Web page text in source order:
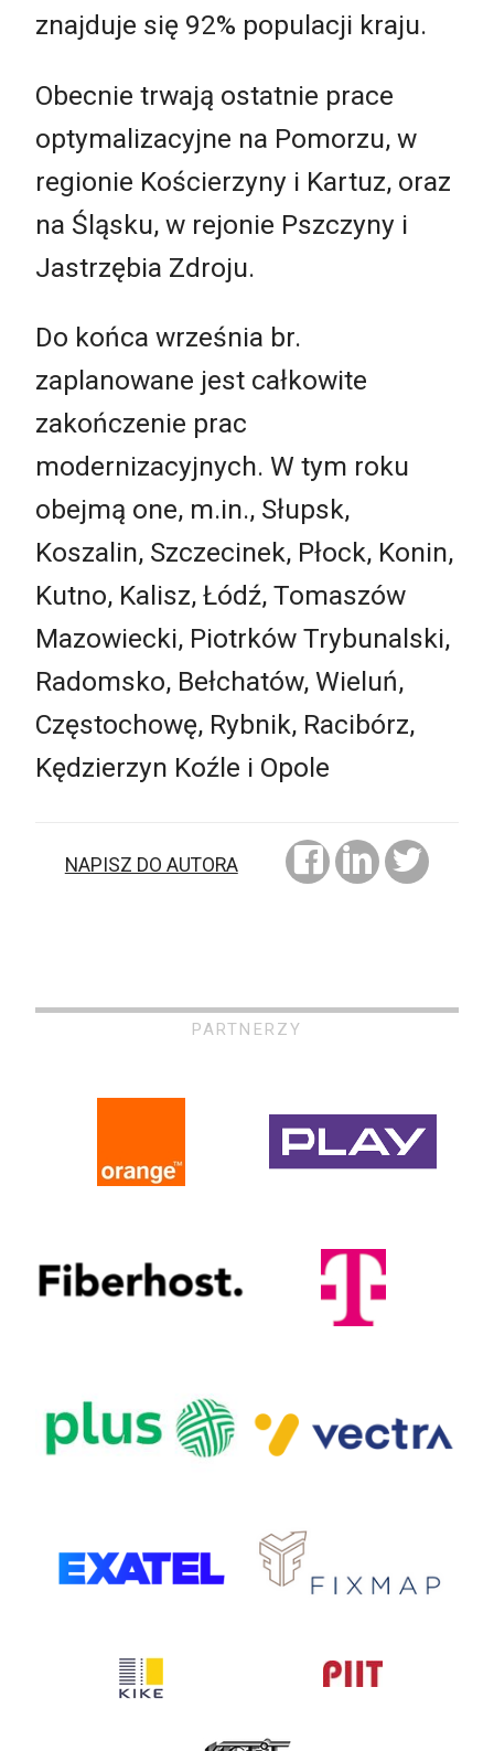
znajduje się 92% populacji kraju.
Obecnie trwają ostatnie prace
optymalizacyjne na Pomorzu, w
regionie Kościerzyny i Kartuz, oraz
na Śląsku, w rejonie Pszczyny i
Jastrzębia Zdroju.
Do końca września br.
zaplanowane jest całkowite
zakończenie prac
modernizacyjnych. W tym roku
obejmą one, m.in., Słupsk,
Koszalin, Szczecinek, Płock, Konin,
Kutno, Kalisz, Łódź, Tomaszów
Mazowiecki, Piotrków Trybunalski,
Radomsko, Bełchatów, Wieluń,
Częstochowę, Rybnik, Racibórz,
Kędzierzyn Koźle i Opole
NAPISZ DO AUTORA
PARTNERZY